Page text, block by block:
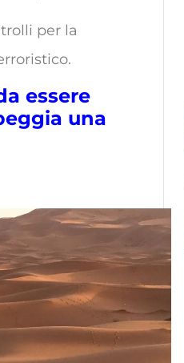
per la
essere
una